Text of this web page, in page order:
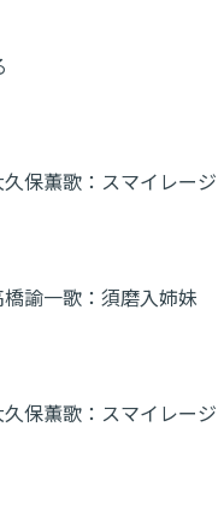
久保薫歌： スマイレージ
諭一歌： 須磨入姉妹
久保薫歌： スマイレージ